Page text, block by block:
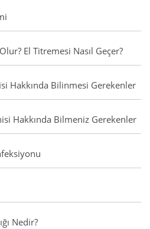
El Titremesi Nasıl Geçer?
Hakkında Bilinmesi Gerekenler
Hakkında Bilmeniz Gerekenler
Nedir?